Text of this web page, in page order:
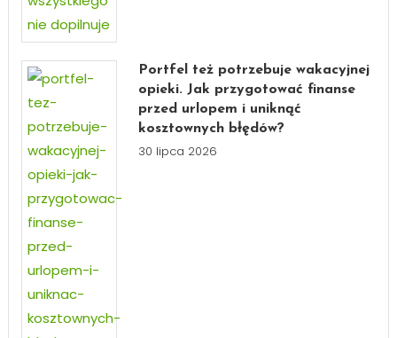
Portfel też potrzebuje wakacyjnej
opieki. Jak przygotować finanse
przed urlopem i uniknąć
kosztownych błędów?
30 lipca 2026